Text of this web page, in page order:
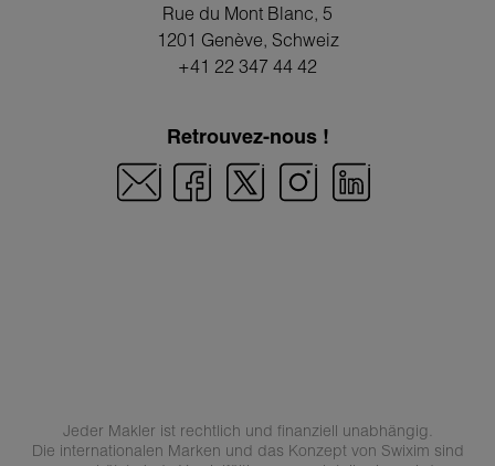
Rue du Mont Blanc, 5
1201 Genève, Schweiz
+41 22 347 44 42
Retrouvez-nous !
Jeder Makler ist rechtlich und finanziell unabhängig.
Die internationalen Marken und das Konzept von Swixim sind